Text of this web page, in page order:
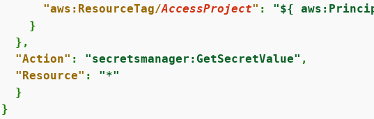
"aws:ResourceTag/AccessProject" : "${
    }
  },
"Action" : "secretsmanager:GetSecretValue" ,
"Resource" : "*"
  }
}